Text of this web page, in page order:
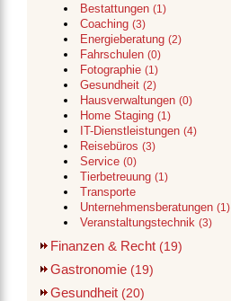
Bestattungen(1)
Coaching(3)
Energieberatung(2)
Fahrschulen(0)
Fotographie(1)
Gesundheit(2)
Hausverwaltungen(0)
Home Staging(1)
IT-Dienstleistungen(4)
Reisebüros(3)
Service(0)
Tierbetreuung(1)
Transporte
Unternehmensberatungen(1)
Veranstaltungstechnik(3)
Finanzen & Recht (19)
Gastronomie (19)
Gesundheit (20)